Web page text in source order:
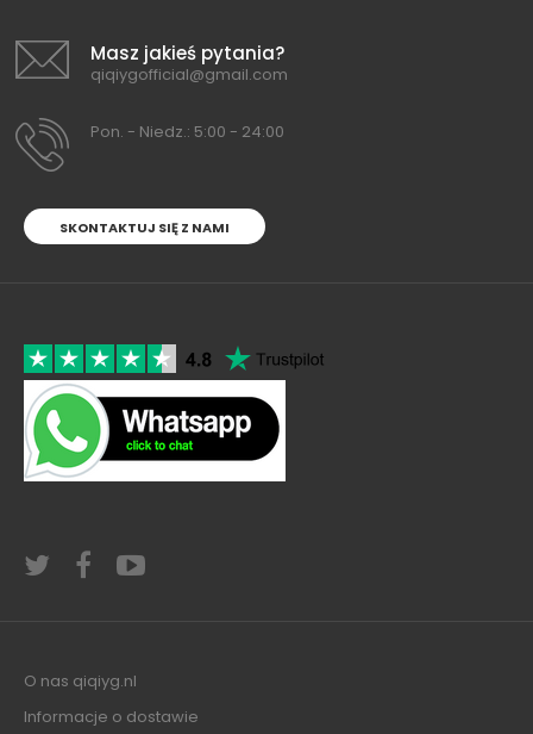
Masz jakieś pytania?
qiqiygofficial@gmail.com
Pon. - Niedz.: 5:00 - 24:00
SKONTAKTUJ SIĘ Z NAMI
O nas qiqiyg.nl
Informacje o dostawie